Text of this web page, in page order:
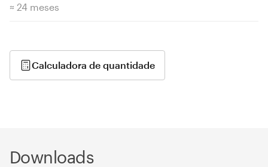
≈ 24 meses
Calculadora de quantidade
Downloads